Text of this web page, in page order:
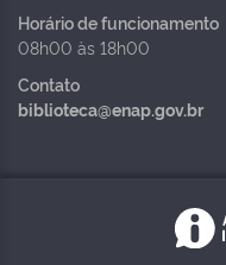
Horário de funcionamento
08h00 às 18h00
Contato
biblioteca@enap.gov.br